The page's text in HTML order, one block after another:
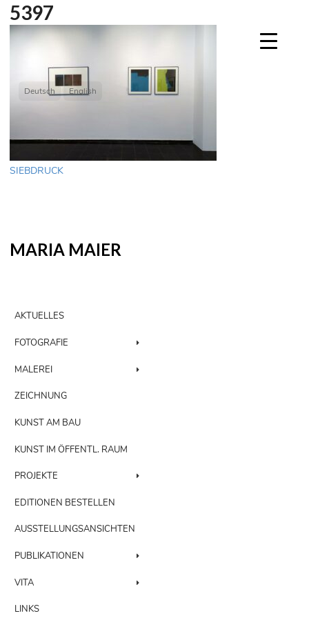
Deutsch English
5397
Beitragsnavigation
SIEBDRUCK
MARIA MAIER
AKTUELLES
FOTOGRAFIE
MALEREI
ZEICHNUNG
KUNST AM BAU
KUNST IM ÖFFENTL. RAUM
PROJEKTE
EDITIONEN BESTELLEN
AUSSTELLUNGSANSICHTEN
PUBLIKATIONEN
VITA
LINKS